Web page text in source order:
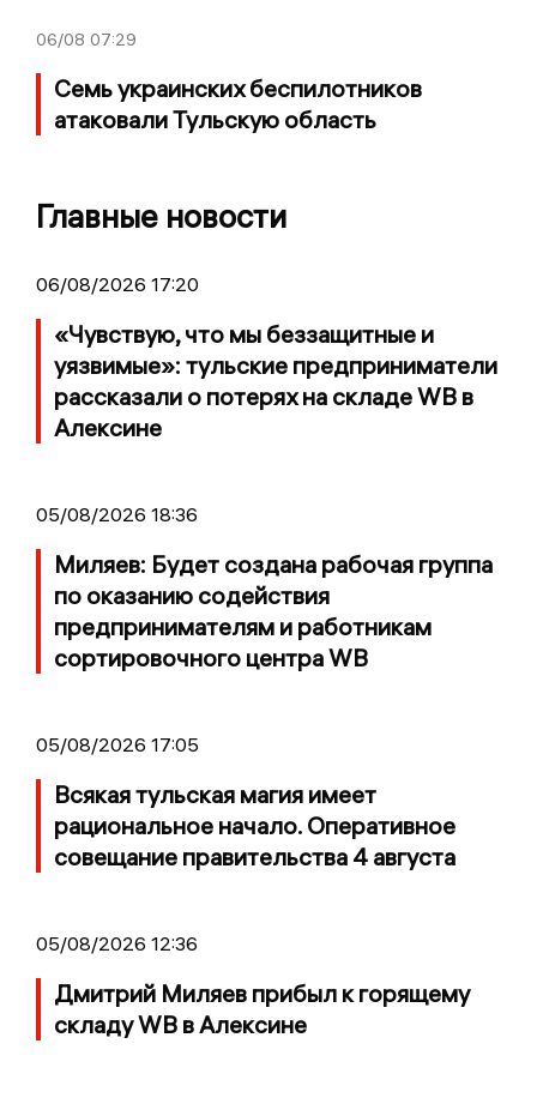
06/08 07:29
Семь украинских беспилотников
атаковали Тульскую область
Главные новости
06/08/2026 17:20
«Чувствую, что мы беззащитные и
уязвимые»: тульские предприниматели
рассказали о потерях на складе WB в
Алексине
05/08/2026 18:36
Миляев: Будет создана рабочая группа
по оказанию содействия
предпринимателям и работникам
сортировочного центра WB
05/08/2026 17:05
Всякая тульская магия имеет
рациональное начало. Оперативное
совещание правительства 4 августа
05/08/2026 12:36
Дмитрий Миляев прибыл к горящему
складу WB в Алексине